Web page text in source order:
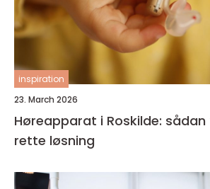
inspiration
23. March 2026
Høreapparat i Roskilde:
rette løsning